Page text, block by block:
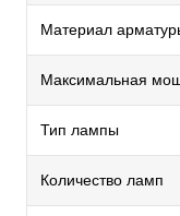
Материал
Тип лампы
Количество ламп